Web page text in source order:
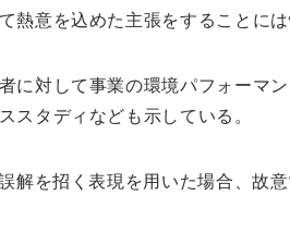
熱意を込めた主張をすることには
に対して事業の環境パフォーマ
スタディなども示している。
解を招く表現を用いた場合、故